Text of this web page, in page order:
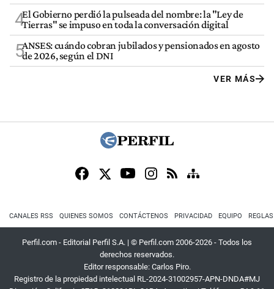
4El Gobierno perdió la pulseada del nombre: la "Ley de
Tierras" se impuso en toda la conversación digital
5ANSES: cuándo cobran jubilados y pensionados en agosto
de 2026, según el DNI
VER MÁS
CANALES RSS QUIENES SOMOS CONTÁCTENOS PRIVACIDAD EQUIPO
Perfil.com - Editorial Perfil S.A. | © Perfil.com 2006-2026 - Todos los
derechos reservados.
Editor responsable: Carlos Piro.
Registro de la propiedad intelectual RL-2024-31002957-APN-DNDA#MJ